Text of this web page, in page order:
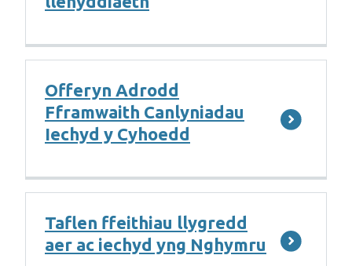
Offeryn Adrodd
Fframwaith Canlyniadau
Iechyd y Cyhoedd
Taflen ffeithiau llygredd
aer ac iechyd yng Nghymru